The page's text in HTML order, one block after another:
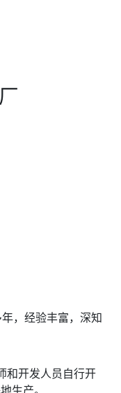
，经验丰富，深知
和开发人员自行开